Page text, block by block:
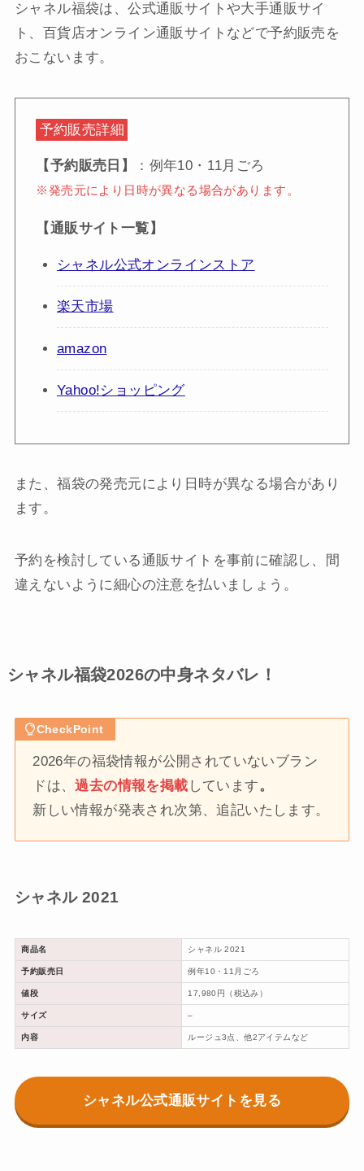
シャネル福袋は、公式通販サイトや大手通販サイ
ト、百貨店オンライン通販サイトなどで予約販売を
おこないます。
予約販売詳細
【予約販売日】 ：例年10・11月ごろ
※発売元により日時が異なる場合があります。
【通販サイト一覧】
シャネル公式オンラインストア
楽天市場
amazon
Yahoo!ショッピング
また、福袋の発売元により日時が異なる場合があり
ます。
予約を検討している通販サイトを事前に確認し、間
違えないように細心の注意を払いましょう。
シャネル福袋2026の中身ネタバレ！
CheckPoint
2026年の福袋情報が公開されていないブラン
ドは、過去の情報を掲載 しています。
新しい情報が発表され次第、追記いたします。
シャネル 2021
商品名 シャネル 2021
予約販売日 例年10・11月ごろ
値段 17,980円（税込み）
サイズ –
内容 ルージュ3点、他2アイテムなど
シャネル公式通販サイトを見る